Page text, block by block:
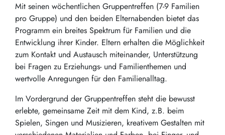
Mit seinen wöchentlichen Gruppentreffen (7-9 Familien
pro Gruppe) und den beiden Elternabenden bietet das
Programm ein breites Spektrum für Familien und die
Entwicklung ihrer Kinder. Eltern erhalten die Möglichkeit
zum Kontakt und Austausch miteinander, Unterstützung
bei Fragen zu Erziehungs- und Familienthemen und
wertvolle Anregungen für den Familienalltag.
Im Vordergrund der Gruppentreffen steht die bewusst
erlebte, gemeinsame Zeit mit dem Kind, z.B. beim
Spielen, Singen und Musizieren, kreativem Gestalten mit